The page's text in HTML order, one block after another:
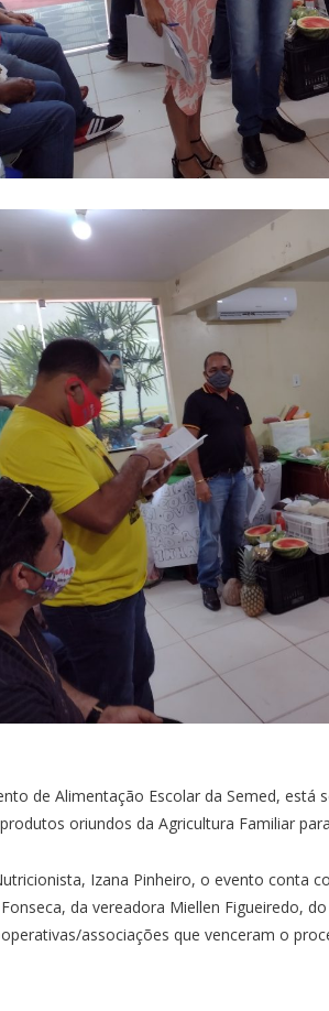
de Alimentação Escolar da Semed, está
oriundos da Agricultura Familiar
Izana Pinheiro, o evento conta
da vereadora Miellen Figueiredo,
associações que venceram o